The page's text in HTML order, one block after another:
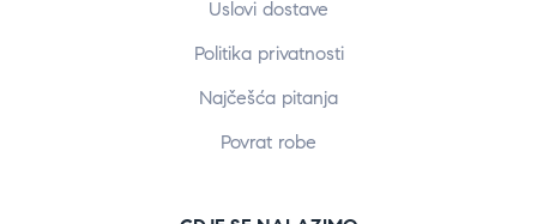
Uslovi dostave
Politika privatnosti
Najčešća pitanja
Povrat robe